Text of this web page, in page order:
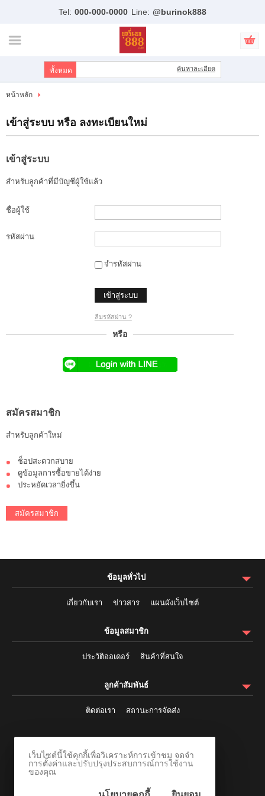
สมัครสมาชิก
หน้าหลัก
แบรนด์
ขั้นตอนการสั่งซื้อ
แจ้งชำระเงิน
Tel: 000-000-0000 Line: @burinok888
ค้นหาละเอียด
หน้าหลัก
เข้าสู่ระบบ หรือ ลงทะเบียนใหม่
เข้าสู่ระบบ
สำหรับลูกค้าที่มีบัญชีผู้ใช้แล้ว
ชื่อผู้ใช้
รหัสผ่าน
จำรหัสผ่าน
เข้าสู่ระบบ
ลืมรหัสผ่าน ?
หรือ
สมัครสมาชิก
สำหรับลูกค้าใหม่
ช็อปสะดวกสบาย
ดูข้อมูลการซื้อขายได้ง่าย
ประหยัดเวลายิ่งขึ้น
สมัครสมาชิก
ข้อมูลทั่วไป
เกี่ยวกับเรา ข่าวสาร แผนผังเว็บไซต์
ข้อมูลสมาชิก
ประวัติออเดอร์ สินค้าที่สนใจ
ลูกค้าสัมพันธ์
ติดต่อเรา สถานะการจัดส่ง
เว็บไซต์นี้ใช้คุกกี้เพื่อวิเคราะห์การเข้าชม จดจำ
การตั้งค่าและปรับปรุงประสบการณ์การใช้งาน
ของคุณ